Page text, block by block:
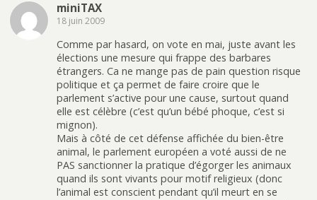
miniTAX
18 juin 2009
Comme par hasard, on vote en mai, juste avant les
élections une mesure qui frappe des barbares
étrangers. Ca ne mange pas de pain question risque
politique et ça permet de faire croire que le
parlement s’active pour une cause, surtout quand
elle est célèbre (c’est qu’un bébé phoque, c’est si
mignon).
Mais à côté de cet défense affichée du bien-être
animal, le parlement européen a voté aussi de ne
PAS sanctionner la pratique d’égorger les animaux
quand ils sont vivants pour motif religieux (donc
l’animal est conscient pendant qu’il meurt en se